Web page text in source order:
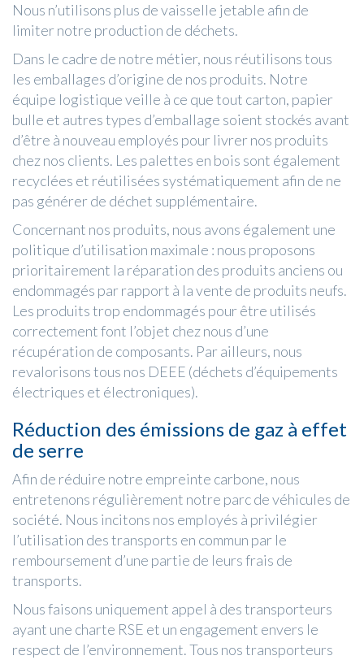
Nous n’utilisons plus de vaisselle jetable afin de
limiter notre production de déchets.
Dans le cadre de notre métier, nous réutilisons tous
les emballages d’origine de nos produits. Notre
équipe logistique veille à ce que tout carton, papier
bulle et autres types d’emballage soient stockés avant
d’être à nouveau employés pour livrer nos produits
chez nos clients. Les palettes en bois sont également
recyclées et réutilisées systématiquement afin de ne
pas générer de déchet supplémentaire.
Concernant nos produits, nous avons également une
politique d’utilisation maximale : nous proposons
prioritairement la réparation des produits anciens ou
endommagés par rapport à la vente de produits neufs.
Les produits trop endommagés pour être utilisés
correctement font l’objet chez nous d’une
récupération de composants. Par ailleurs, nous
revalorisons tous nos DEEE (déchets d’équipements
électriques et électroniques).
Réduction des émissions de gaz à effet
de serre
Afin de réduire notre empreinte carbone, nous
entretenons régulièrement notre parc de véhicules de
société. Nous incitons nos employés à privilégier
l’utilisation des transports en commun par le
remboursement d’une partie de leurs frais de
transports.
Nous faisons uniquement appel à des transporteurs
ayant une charte RSE et un engagement envers le
respect de l’environnement. Tous nos transporteurs